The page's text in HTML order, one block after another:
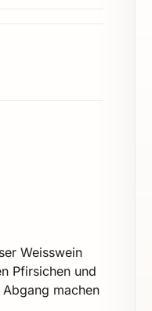
Weisswein
Pfirsichen und
machen